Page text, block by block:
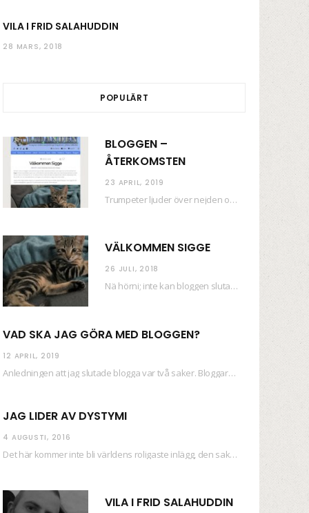
VILA I FRID SALAHUDDIN
28 MARS, 2018
POPULÄRT
BLOGGEN –
ÅTERKOMSTEN
23 APRIL, 2019
Trumpeter ljuder över nejden och konfetti regnar längsmed husfasaderna – FREDEN ÄR HÄR! Eller ahem.…
VÄLKOMMEN SIGGE
26 JULI, 2018
Nä hörni; inte kan bloggen sluta (eftersom jag så sällan uppdaterar skiten) i sånt supermoll.…
VAD SKA JAG GÖRA MED BLOGGEN?
12 APRIL, 2019
Anledningen att jag slutade blogga var två saker. Bloggaren Daniel skrev ut checkar som personen…
JAG LIDER AV DYSTYMI
4 AUGUSTI, 2016
Det här kommer inte bli världens roligaste inlägg, den saken kan ni räkna med. Det…
VILA I FRID SALAHUDDIN